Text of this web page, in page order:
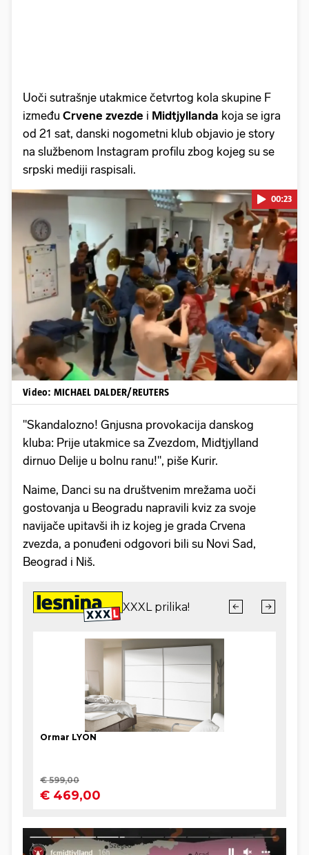
Uoči sutrašnje utakmice četvrtog kola skupine F
između Crvene zvezde i Midtjyllanda koja se igra
od 21 sat, danski nogometni klub objavio je story
na službenom Instagram profilu zbog kojeg su se
srpski mediji raspisali.
Pokretanje videa...
00:23
Video: MICHAEL DALDER/REUTERS
"Skandalozno! Gnjusna provokacija danskog
kluba: Prije utakmice sa Zvezdom, Midtjylland
dirnuo Delije u bolnu ranu!", piše Kurir.
Naime, Danci su na društvenim mrežama uoči
gostovanja u Beogradu napravili kviz za svoje
navijače upitavši ih iz kojeg je grada Crvena
zvezda, a ponuđeni odgovori bili su Novi Sad,
Beograd i Niš.